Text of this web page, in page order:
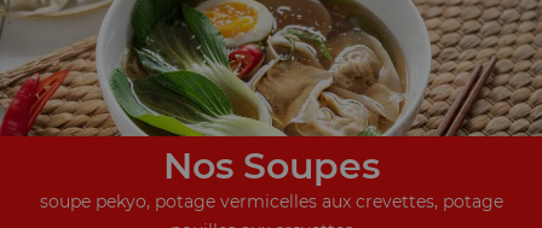
Nos Soupes
soupe pekyo, potage vermicelles aux crevettes, potage